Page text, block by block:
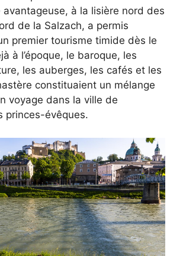
avantageuse, à la lisière nord des
de la Salzach, a permis
premier tourisme timide dès le
à l’époque, le baroque, les
les auberges, les cafés et les
constituaient un mélange
voyage dans la ville de
princes-évêques.